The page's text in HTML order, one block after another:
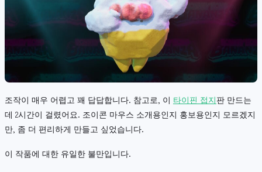
조작이 매우 어렵고 꽤 답답합니다. 참고로, 이 타이핀 접지판 만드는
데 2시간이 걸렸어요. 조이콘 마우스 소개용인지 홍보용인지 모르겠지
만, 좀 더 편리하게 만들고 싶었습니다.
이 작품에 대한 유일한 불만입니다.